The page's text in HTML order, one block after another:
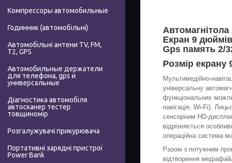
Екран 9
Gps память 2/
Розмір екрану
Мультимедійно-
універсальну
функціональних
навігація, Wi-Fi).
сенсорним HD-
відрізняється
операційна система
Разом з потужним
відтворення
Компрессоры автомобильные
Годинник (автомобільні)
Автомобільні антени TV, FM,
T2, GPS
Автомобильные держатели
для телефона, gps и
универсальные
Діагностика автомобіля
автосканер тестер
товщиномір
Розгалужувачі прикурювача
Портативні зарядні пристрої
Power Bank